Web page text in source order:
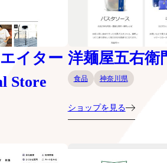
イター
Store
洋麺屋五右衛
食品 神奈川県
ショップを見る